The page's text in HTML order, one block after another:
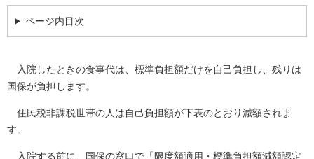
ページ内目次
入院したときの食事代は、標準負担額だけを自己負担し、残りは
国保が負担します。
住民税非課税世帯の人は自己負担額が下表のとおり減額されま
す。
入院する前に、国保の窓口で「限度額適用・標準負担額減額認定